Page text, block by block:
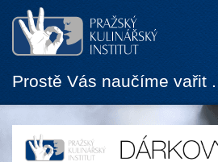
Prostě Vás naučíme vařit ...